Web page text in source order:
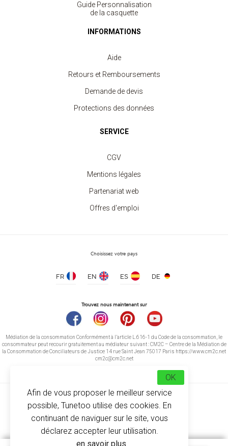
à partir de 1.90 €
Guide Personnalisation
de la casquette
INFORMATIONS
Aide
Retours et Remboursements
Demande de devis
Protections des données
SERVICE
CGV
Mentions légales
Partenariat web
Offres d'emploi
Choisissez votre pays
FR EN ES DE
Trouvez nous maintenant sur
Médiation de la consommation Conformément à l’article L.616-1 du Code de la consommation, le
consommateur peut recourir gratuitement au médiateur suivant : CM2C – Centre de la Médiation de
la Consommation de Conciliateurs de Justice 14 rue Saint Jean 75017 Paris https://www.cm2c.net
cm2c@cm2c.net
© Copyright 2026 -Tunetoo
Afin de vous proposer le meilleur service
possible, Tunetoo utilise des cookies. En
continuant de naviguer sur le site, vous
déclarez accepter leur utilisation.
en savoir plus
OK